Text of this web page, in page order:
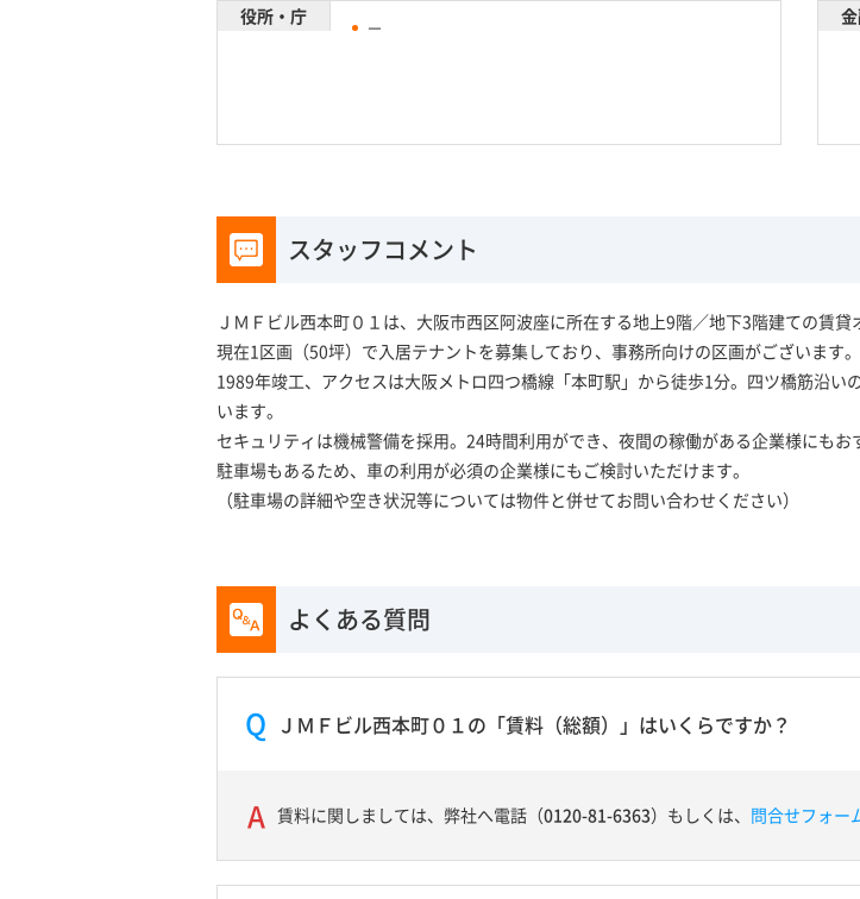
役所・庁 －
スタッフコメント
ＪＭＦビル西本町０１は、大阪市西区阿波座に所在する地上9階／地下3階建ての賃貸
現在1区画（50坪）で入居テナントを募集しており、事務所向けの区画がございます。
1989年竣工、アクセスは大阪メトロ四つ橋線「本町駅」から徒歩1分。四ツ橋筋沿
います。
セキュリティは機械警備を採用。24時間利用ができ、夜間の稼働がある企業様にもお
駐車場もあるため、車の利用が必須の企業様にもご検討いただけます。
（駐車場の詳細や空き状況等については物件と併せてお問い合わせください）
よくある質問
ＪＭＦビル西本町０１の「賃料（総額）」はいくらですか？
賃料に関しましては、弊社へ電話（0120-81-6363）もしくは、 問合せフォー